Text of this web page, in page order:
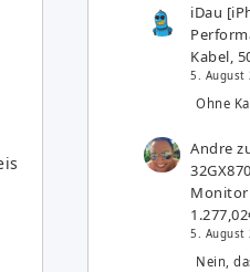
iDau
Kabel,
5. August
Ohne
Andre
Monitor
5. August
Nein,